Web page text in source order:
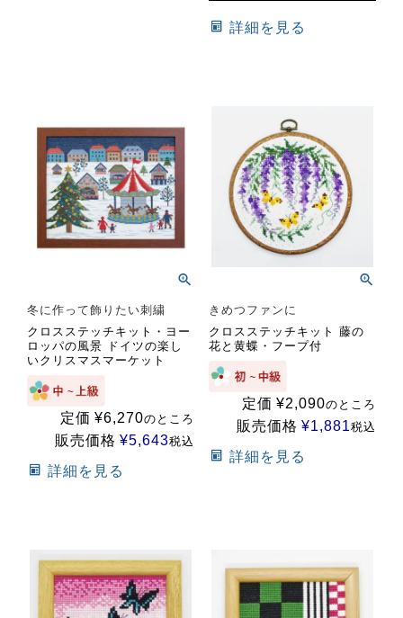
詳細を見る
冬に作って飾りたい刺繍
クロスステッチキット・ヨー
ロッパの風景 ドイツの楽し
いクリスマスマーケット
定価 ¥6,270のところ
販売価格 ¥5,643税込
詳細を見る
きめつファンに
クロスステッチキット 藤の
花と黄蝶・フープ付
定価 ¥2,090のところ
販売価格 ¥1,881税込
詳細を見る